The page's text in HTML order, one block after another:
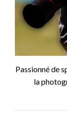
Passionné de
la